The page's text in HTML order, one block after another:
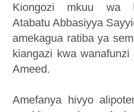
Kiongozi mkuu wa
Atabatu Abbasiyya
amekagua ratiba ya
kiangazi kwa
Ameed.
Amefanya hivyo